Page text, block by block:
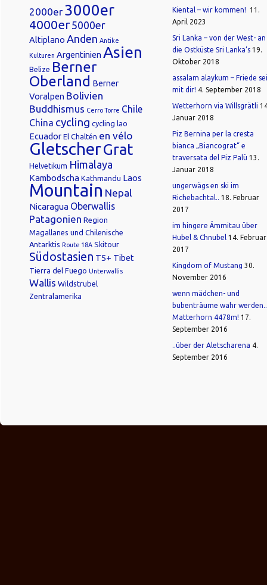
2000er 3000er
4000er 5000er
Altiplano Anden Antike
Kulturen Argentinien Asien
Belize Berner
Oberland Berner
Voralpen Bolivien
Buddhismus Cerro Torre Chile
China cycling cycling lao
Ecuador El Chaltén en vélo
GletscherGrat
Helvetikum Himalaya
Kambodscha Kathmandu Laos
Mountain Nepal
Nicaragua Oberwallis
Patagonien Region
Magallanes und Chilenische
Antarktis Route 18A Skitour
Südostasien T5+ Tibet
Tierra del Fuego Unterwallis
Wallis Wildstrubel
Zentralamerika
Kiental – wir kommen! 11.
April 2023
Sri Lanka – von der West- an
die Ostküste Sri Lanka’s 19.
Oktober 2018
assalam alaykum – Friede sei
mit dir! 4. September 2018
Wetterhorn via Willsgrätli
Januar 2018
Piz Bernina per la cresta
bianca „Biancograt“ e
traversata del Piz Palü 13.
Januar 2018
ungerwägs en ski im
Richebachtal.. 18. Februar
2017
im hingere Ämmitau über
Hubel & Chnubel 14. Februar
2017
Kingdom of Mustang 30.
November 2016
wenn mädchen- und
bubenträume wahr werden..
Matterhorn 4478m! 17.
September 2016
..über der Aletscharena 4.
September 2016